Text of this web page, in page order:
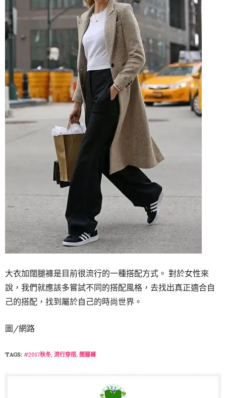
大衣加闊腿褲是目前很流行的一種搭配方式。 對於女性來
說，我們就應該多嘗試不同的搭配風格，去找出真正適合自
己的搭配，找到屬於自己的時尚世界。
圖/網路
TAGS: #2017秋冬, 流行穿搭, 闊腿褲